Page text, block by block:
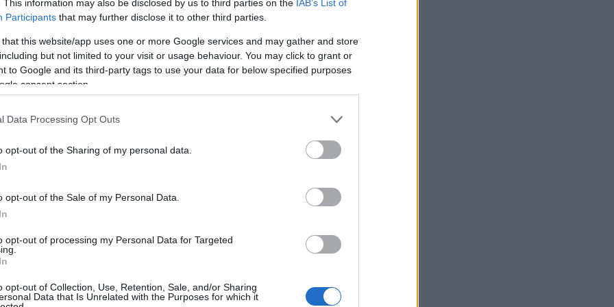
This information may also be disclosed by us to third parties on the IAB’s List of
Participants that may further disclose it to other third parties.
that this website/app uses one or more Google services and may gather and store
but not limited to your visit or usage behaviour. You may click to grant or
to Google and its third-party tags to use your data for below specified purposes
consent section.
Data Processing Opt Outs
opt-out of the Sharing of my personal data.
opt-out of the Sale of my Personal Data.
opt-out of processing my Personal Data for Targeted
opt-out of Collection, Use, Retention, Sale, and/or Sharing
Data that Is Unrelated with the Purposes for which it
την αξιοπιστία μέρους των
αντικρουόμενες εκδοχές και προσπάθεια
ότι οι καταγγελίες επηρέασαν τις
συνέταιρό του και συνιδιοκτήτη της
ρήξη μεταξύ τους.
αναμένεται να επανέλθει στη Δικαιοσύνη
νέα δικάσιμος.
Herald.